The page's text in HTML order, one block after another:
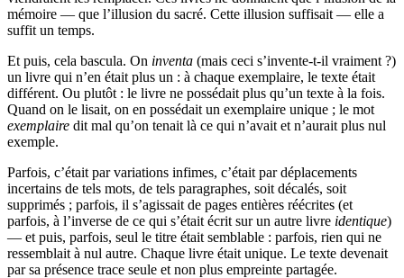
mémoire — que l’illusion du sacré. Cette illusion suffisait — elle a
suffit un temps.
Et puis, cela bascula. On inventa (mais ceci s’invente-t-il vraiment ?)
un livre qui n’en était plus un : à chaque exemplaire, le texte était
différent. Ou plutôt : le livre ne possédait plus qu’un texte à la fois.
Quand on le lisait, on en possédait un exemplaire unique ; le mot
exemplaire dit mal qu’on tenait là ce qui n’avait et n’aurait plus nul
exemple.
Parfois, c’était par variations infimes, c’était par déplacements
incertains de tels mots, de tels paragraphes, soit décalés, soit
supprimés ; parfois, il s’agissait de pages entières réécrites (et
parfois, à l’inverse de ce qui s’était écrit sur un autre livre identique)
— et puis, parfois, seul le titre était semblable : parfois, rien qui ne
ressemblait à nul autre. Chaque livre était unique. Le texte devenait
par sa présence trace seule et non plus empreinte partagée.